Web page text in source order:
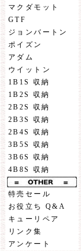
マクダモット
GTF
ジョンバートン
ポイズン
アダム
ウイットン
1B1S 収納
1B2S 収納
2B2S 収納
2B3S 収納
2B4S 収納
3B5S 収納
3B6S 収納
4B8S 収納
特売セール
お役立ち Q&A
キューリペア
リンク集
アンケート